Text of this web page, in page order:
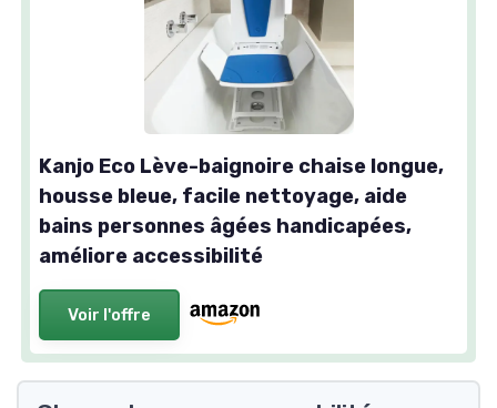
Kanjo Eco Lève-baignoire chaise longue,
housse bleue, facile nettoyage, aide
bains personnes âgées handicapées,
améliore accessibilité
Voir l'offre